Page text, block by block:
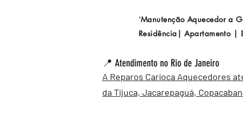
"Manutenção Aquecedor a
Residência| Apartamento |
📍 Atendimento no Rio de Janeiro
A Reparos Carioca Aquecedores
da Tijuca, Jacarepaguá,